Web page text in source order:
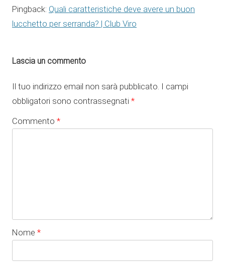
Pingback: Quali caratteristiche deve avere un buon
lucchetto per serranda? | Club Viro
Lascia un commento
Il tuo indirizzo email non sarà pubblicato. I campi
obbligatori sono contrassegnati *
Commento *
Nome *